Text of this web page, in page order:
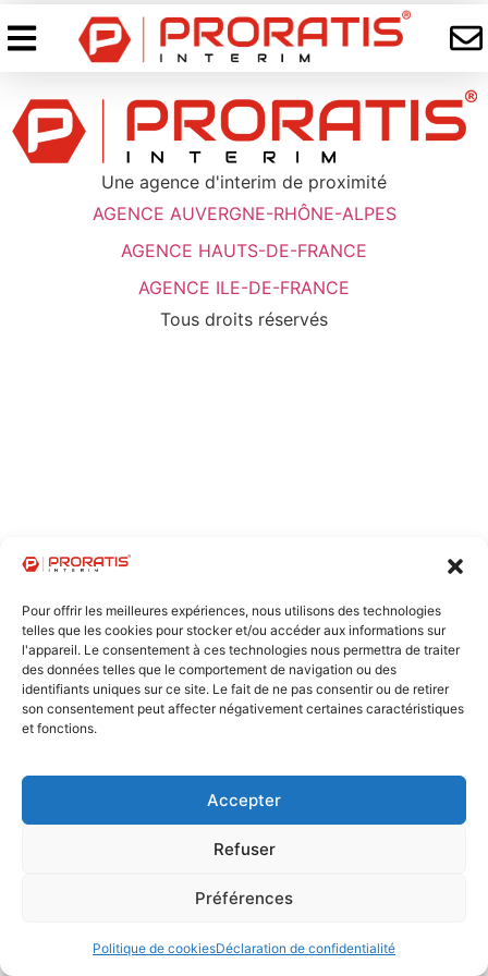
Pour offrir les meilleures expériences, nous utilisons des technologies
telles que les cookies pour stocker et/ou accéder aux informations sur
l'appareil. Le consentement à ces technologies nous permettra de traiter
des données telles que le comportement de navigation ou des
identifiants uniques sur ce site. Le fait de ne pas consentir ou de retirer
son consentement peut affecter négativement certaines caractéristiques
et fonctions.
Accepter
Refuser
Préférences
Politique de cookiesDéclaration de confidentialité
Une agence d'interim de proximité
AGENCE AUVERGNE-RHÔNE-ALPES
AGENCE HAUTS-DE-FRANCE
AGENCE ILE-DE-FRANCE
Tous droits réservés